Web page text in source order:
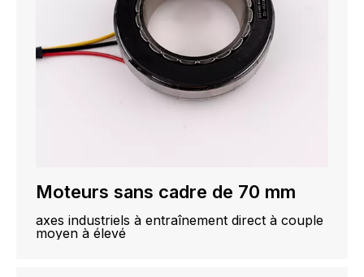
Moteurs sans cadre de 70 mm
axes industriels à entraînement direct à couple
moyen à élevé